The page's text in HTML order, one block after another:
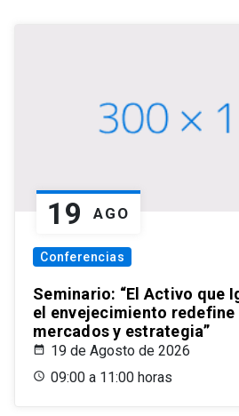
19 AGO
Conferencias
Seminario: “El Activo que
el envejecimiento
mercados y estrategia”
19 de Agosto de 2026
09:00 a 11:00 horas